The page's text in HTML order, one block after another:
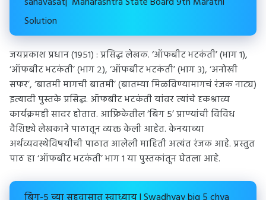
Solution
जयप्रकाश प्रधान (१९५१) : प्रसिद्ध लेखक. ‘ऑफबीट भटकंती’ (भाग १),
‘ऑफबीट भटकंती’ (भाग २), ‘ऑफबीट भटकंती’ (भाग ३), ‘अनोखी
सफर’, ‘बातमी मागची बातमी’ (बातम्या मिळविण्यामागचं रंजक नाट्य)
इत्यादी पुस्तके प्रसिद्ध. ऑफबीट भटकंती यांवर त्यांचे दृकश्राव्य
कार्यक्रमही सादर होतात. आफ्रिकेतील ‘बिग ५’ प्राण्यांची विविध
वैशिष्ट्ये लेखकाने पाठातून व्यक्त केली आहेत. केनयाच्या
अर्थव्यवस्थेविषयीची पाठात आलेली माहिती अत्यंत रंजक आहे. प्रस्तुत
पाठ हा ‘ऑफबीट भटकंती’ भाग १ या पुस्तकांतून घेतला आहे.